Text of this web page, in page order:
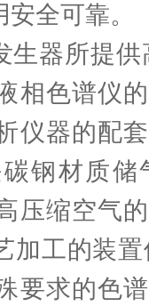
全可靠。
器所提供
相色谱仪
仪器的配
钢材质储
压缩空气
加工的装
要求的色